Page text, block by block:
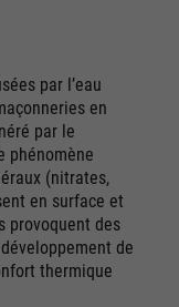
par l’eau
en
par le
phénomène
(nitrates,
en surface et
provoquent des
de
thermique